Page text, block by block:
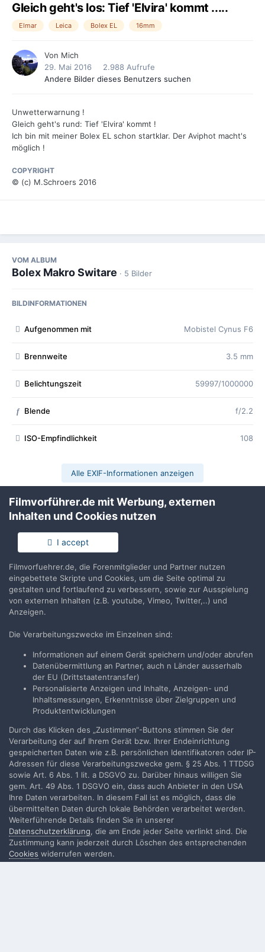
Gleich geht's los: Tief 'Elvira' kommt .....
Elmar Leica Bolex EL 16mm
Von Mich
29. Mai 2016
2.988 Aufrufe
Andere Bilder dieses Benutzers suchen
Unwetterwarnung !
Gleich geht's rund: Tief 'Elvira' kommt !
Ich bin mit meiner Bolex EL schon startklar. Der Aviphot macht's
möglich !
COPYRIGHT
© (c) M.Schroers 2016
VOM ALBUM
Bolex Makro Switare · 5 Bilder
BILDINFORMATIONEN
Aufgenommen mit Mobistel Cynus F6
Brennweite 3.5 mm
Belichtungszeit 59997/1000000
f Blende f/2.2
ISO-Empfindlichkeit 108
Alle EXIF-Informationen anzeigen
Keine Kommentare vorhanden
Erstelle ein Benutzerkonto oder melde Dich
Du musst ein Benutzerkonto haben, um einen Kommentar
verfassen zu können
Benutzerkonto erstellen
Neues Benutzerkonto für unsere Community erstellen. Es
ist einfach!
Neues Benutzerkonto erstellen
Anmelden
Du hast bereits ein Benutzerkonto? Melde Dich hier an.
Jetzt anmelden
Filmvorführer.de mit Werbung, externen
Inhalten und Cookies nutzen
I accept
Filmvorfuehrer.de, die Forenmitglieder und Partner nutzen
eingebettete Skripte und Cookies, um die Seite optimal zu
gestalten und fortlaufend zu verbessern, sowie zur Ausspielung
von externen Inhalten (z.B. youtube, Vimeo, Twitter,..) und
Anzeigen.
Die Verarbeitungszwecke im Einzelnen sind:
Informationen auf einem Gerät speichern und/oder abrufen
Datenübermittlung an Partner, auch n Länder ausserhalb
der EU (Drittstaatentransfer)
Personalisierte Anzeigen und Inhalte, Anzeigen- und
Inhaltsmessungen, Erkenntnisse über Zielgruppen und
Produktentwicklungen
Durch das Klicken des „Zustimmen“-Buttons stimmen Sie der
Verarbeitung der auf Ihrem Gerät bzw. Ihrer Endeinrichtung
gespeicherten Daten wie z.B. persönlichen Identifikatoren oder IP-
Adressen für diese Verarbeitungszwecke gem. § 25 Abs. 1 TTDSG
sowie Art. 6 Abs. 1 lit. a DSGVO zu. Darüber hinaus willigen Sie
gem. Art. 49 Abs. 1 DSGVO ein, dass auch Anbieter in den USA
Ihre Daten verarbeiten. In diesem Fall ist es möglich, dass die
übermittelten Daten durch lokale Behörden verarbeitet werden.
Weiterführende Details finden Sie in unserer
Datenschutzerklärung, die am Ende jeder Seite verlinkt sind. Die
Zustimmung kann jederzeit durch Löschen des entsprechenden
Cookies widerrufen werden.